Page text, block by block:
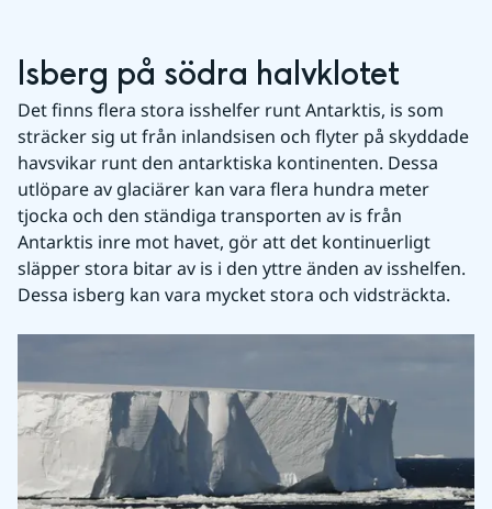
Isberg på södra halvklotet
Det finns flera stora isshelfer runt Antarktis, is som
sträcker sig ut från inlandsisen och flyter på skyddade
havsvikar runt den antarktiska kontinenten. Dessa
utlöpare av glaciärer kan vara flera hundra meter
tjocka och den ständiga transporten av is från
Antarktis inre mot havet, gör att det kontinuerligt
släpper stora bitar av is i den yttre änden av isshelfen.
Dessa isberg kan vara mycket stora och vidsträckta.